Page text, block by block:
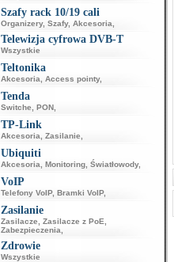
Szafy rack 10/19 cali
Organizery, Szafy, Akcesoria
Telewizja cyfrowa DVB-T
Wszystkie
Teltonika
Akcesoria Access pointy,
Tenda
Switche PON,
TP-Link
Akcesoria Zasilanie
Ubiquiti
Akcesoria Monitoring, Światłowody,
VoIP
Telefony VoIP, Bramki VoIP,
Zasilanie
Zasilacze Zasilacze z PoE
Zabezpieczenia
Zdrowie
Wszystkie